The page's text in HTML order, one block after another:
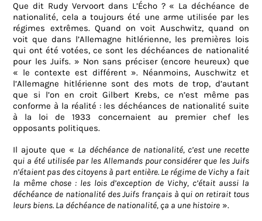
Que dit Rudy Vervoort dans L’Écho ? « La déchéance de
nationalité, cela a toujours été une arme utilisée par les
régimes extrêmes. Quand on voit Auschwitz, quand on
voit que dans l’Allemagne hitlérienne, les premières lois
qui ont été votées, ce sont les déchéances de nationalité
pour les Juifs. » Non sans préciser (encore heureux) que
« le contexte est différent ». Néanmoins, Auschwitz et
l’Allemagne hitlérienne sont des mots de trop, d’autant
que si l’on en croit Gilbert Krebs, ce n’est même pas
conforme à la réalité : les déchéances de nationalité suite
à la loi de 1933 concernaient au premier chef les
opposants politiques.
Il ajoute que « La déchéance de nationalité, c’est une recette
qui a été utilisée par les Allemands pour considérer que les Juifs
n’étaient pas des citoyens à part entière. Le régime de Vichy a fait
la même chose : les lois d’exception de Vichy, c’était aussi la
déchéance de nationalité des Juifs français à qui on retirait tous
leurs biens. La déchéance de nationalité, ça a une histoire ».